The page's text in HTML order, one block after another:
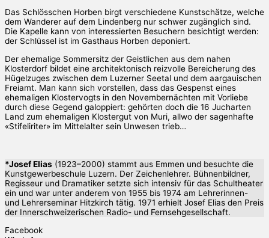
Das Schlösschen Horben birgt verschiedene Kunstschätze, welche
dem Wanderer auf dem Lindenberg nur schwer zugänglich sind.
Die Kapelle kann von interessierten Besuchern besichtigt werden:
der Schlüssel ist im Gasthaus Horben deponiert.
Der ehemalige Sommersitz der Geistlichen aus dem nahen
Klosterdorf bildet eine architektonisch reizvolle Bereicherung des
Hügelzuges zwischen dem Luzerner Seetal und dem aargauischen
Freiamt. Man kann sich vorstellen, dass das Gespenst eines
ehemaligen Klostervogts in den Novembernächten mit Vorliebe
durch diese Gegend galoppiert: gehörten doch die 16 Jucharten
Land zum ehemaligen Klostergut von Muri, allwo der sagenhafte
«Stifeliriter» im Mittelalter sein Unwesen trieb…
*Josef Elias (1923–2000) stammt aus Emmen und besuchte die
Kunstgewerbeschule Luzern. Der Zeichenlehrer. Bühnenbildner,
Regisseur und Dramatiker setzte sich intensiv für das Schultheater
ein und war unter anderem von 1955 bis 1974 am Lehrerinnen-
und Lehrerseminar Hitzkirch tätig. 1971 erhielt Josef Elias den Preis
der Innerschweizerischen Radio- und Fernsehgesellschaft.
Facebook